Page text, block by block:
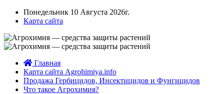
Понедельник 10 Августа 2026г.
Карта сайта
Главная
Карта сайта Agrohimiya.info
Продажа Гербицидов, Инсектицидов и Фунгицидов
Что такое Агрохимия?